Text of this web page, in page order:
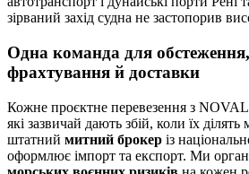
зірваний захід судна не застопорив
Одна команда для обстеження,
фрахтування й доставки
Кожне проєктне перевезення з
які зазвичай дають збій, коли їх
штатний митний брокер із
оформлює імпорт та експорт. Ми